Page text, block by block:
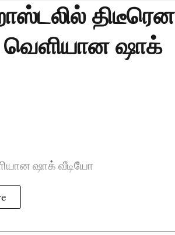
திடீரென
வெளியான ஷாக்
ஷாக் வீடியோ